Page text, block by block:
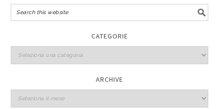
CATEGORIE
Categorie
ARCHIVE
Archive